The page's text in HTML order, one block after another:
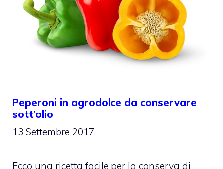
Peperoni in agrodolce da conservare
sott’olio
13 Settembre 2017
Ecco una ricetta facile per la conserva di